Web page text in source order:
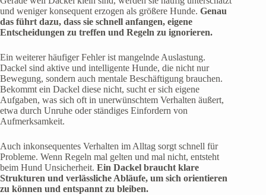
und weniger konsequent erzogen als größere Hunde. Genau
das führt dazu, dass sie schnell anfangen, eigene
Entscheidungen zu treffen und Regeln zu ignorieren.
Ein weiterer häufiger Fehler ist mangelnde Auslastung.
Dackel sind aktive und intelligente Hunde, die nicht nur
Bewegung, sondern auch mentale Beschäftigung brauchen.
Bekommt ein Dackel diese nicht, sucht er sich eigene
Aufgaben, was sich oft in unerwünschtem Verhalten äußert,
etwa durch Unruhe oder ständiges Einfordern von
Aufmerksamkeit.
Auch inkonsequentes Verhalten im Alltag sorgt schnell für
Probleme. Wenn Regeln mal gelten und mal nicht, entsteht
beim Hund Unsicherheit. Ein Dackel braucht klare
Strukturen und verlässliche Abläufe, um sich orientieren
zu können und entspannt zu bleiben.